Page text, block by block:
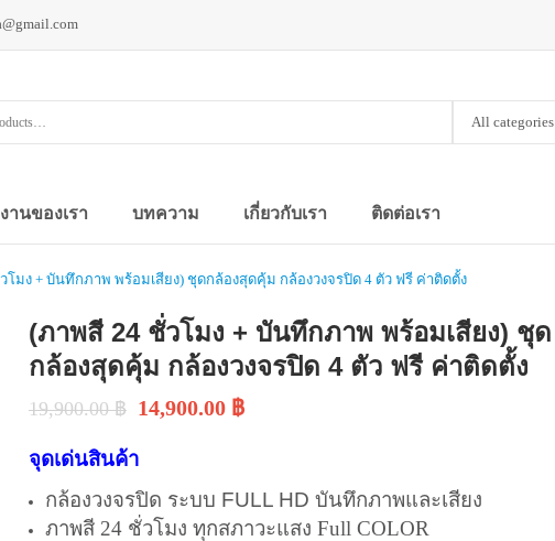
All categories
านของเรา บทความ เกี่ยวกับเรา ติดต่อเรา
โมง + บันทึกภาพ พร้อมเสียง) ชุดกล้องสุดคุ้ม กล้องวงจรปิด 4 ตัว ฟรี ค่าติดตั้ง
(ภาพสี 24 ชั่วโมง + บันทึกภาพ พร้อมเสียง) ชุด
กล้องสุดคุ้ม กล้องวงจรปิด 4 ตัว ฟรี ค่าติดตั้ง
19,900.00฿ 14,900.00 ฿
จุดเด่นสินค้า
กล้องวงจรปิด ระบบ FULL HD บันทึกภาพและเสียง
ภาพสี 24 ชั่วโมง ทุกสภาวะแสง Full COLOR